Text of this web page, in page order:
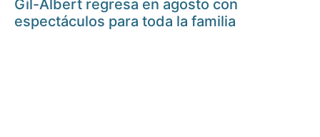
Gil-Albert regresa en agosto con
espectáculos para toda la familia